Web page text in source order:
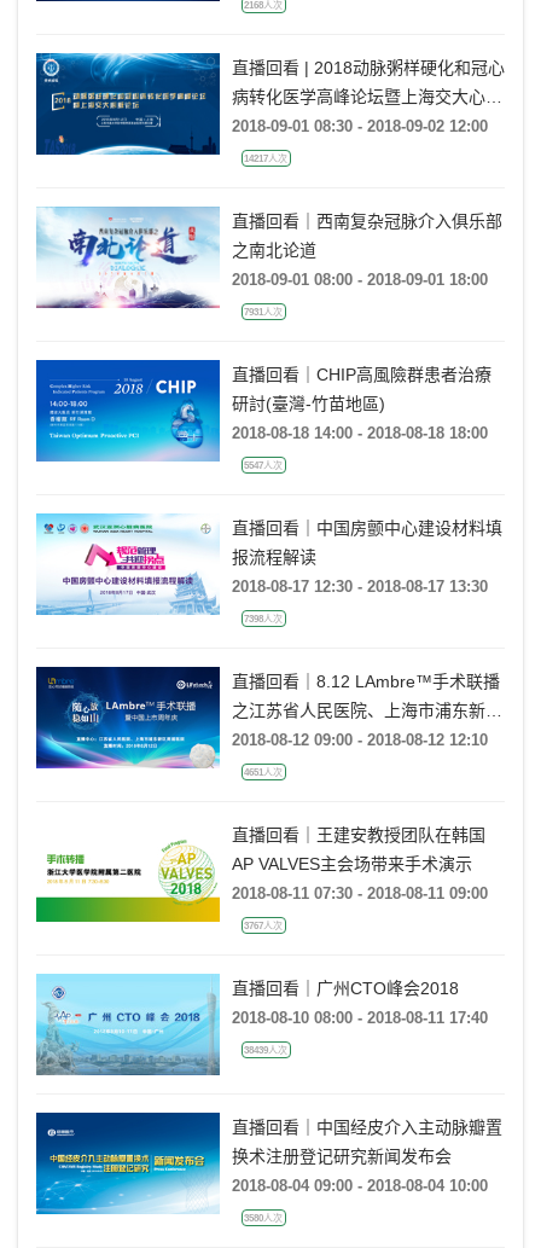
2168人次
直播回看 | 2018动脉粥样硬化和冠心
病转化医学高峰论坛暨上海交大心脏
论坛
2018-09-01 08:30 - 2018-09-02 12:00
14217人次
直播回看｜西南复杂冠脉介入俱乐部
之南北论道
2018-09-01 08:00 - 2018-09-01 18:00
7931人次
直播回看｜CHIP高風險群患者治療
研討(臺灣-竹苗地區)
2018-08-18 14:00 - 2018-08-18 18:00
5547人次
直播回看｜中国房颤中心建设材料填
报流程解读
2018-08-17 12:30 - 2018-08-17 13:30
7398人次
直播回看｜8.12 LAmbre™手术联播
之江苏省人民医院、上海市浦东新区
周浦医院站
2018-08-12 09:00 - 2018-08-12 12:10
4651人次
直播回看｜王建安教授团队在韩国
AP VALVES主会场带来手术演示
2018-08-11 07:30 - 2018-08-11 09:00
3767人次
直播回看｜广州CTO峰会2018
2018-08-10 08:00 - 2018-08-11 17:40
38439人次
直播回看｜中国经皮介入主动脉瓣置
换术注册登记研究新闻发布会
2018-08-04 09:00 - 2018-08-04 10:00
3580人次